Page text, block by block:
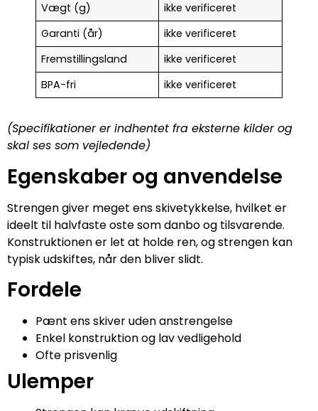
Vægt (g)
ikke verificeret
Garanti (år)
ikke verificeret
Fremstillingsland
ikke verificeret
BPA-fri
ikke verificeret
(Specifikationer er indhentet fra eksterne kilder og
skal ses som vejledende)
Egenskaber og anvendelse
Strengen giver meget ens skivetykkelse, hvilket er
ideelt til halvfaste oste som danbo og tilsvarende.
Konstruktionen er let at holde ren, og strengen kan
typisk udskiftes, når den bliver slidt.
Fordele
Pænt ens skiver uden anstrengelse
Enkel konstruktion og lav vedligehold
Ofte prisvenlig
Ulemper